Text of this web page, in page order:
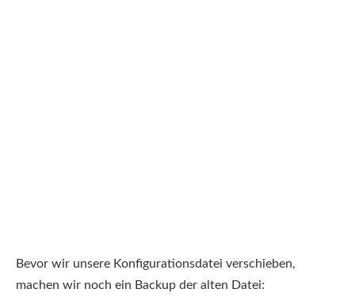
Bevor wir unsere Konfigurationsdatei verschieben,
machen wir noch ein Backup der alten Datei: